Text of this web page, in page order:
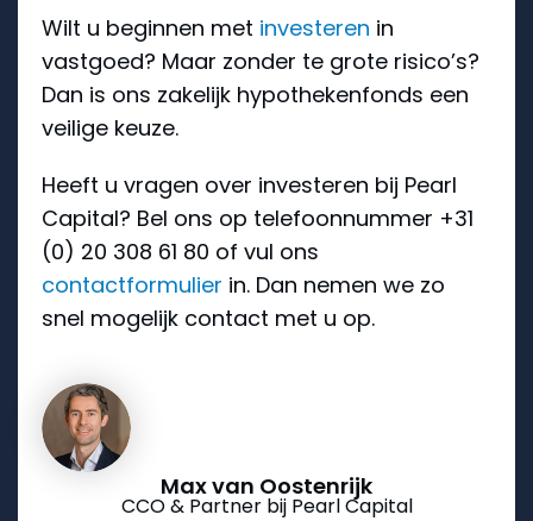
Wilt u beginnen met investeren in
vastgoed? Maar zonder te grote risico’s?
Dan is ons zakelijk hypothekenfonds een
veilige keuze.
Heeft u vragen over investeren bij Pearl
Capital? Bel ons op telefoonnummer +31
(0) 20 308 61 80 of vul ons
contactformulier in. Dan nemen we zo
snel mogelijk contact met u op.
Max van Oostenrijk
CCO & Partner bij Pearl Capital